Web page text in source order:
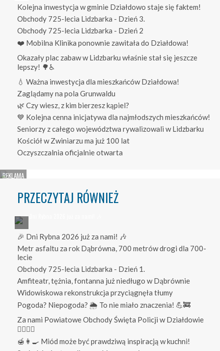
Kolejna inwestycja w gminie Działdowo staje się faktem!
Obchody 725-lecia Lidzbarka - Dzień 3.
Obchody 725-lecia Lidzbarka - Dzień 2
❤️ Mobilna Klinika ponownie zawitała do Działdowa!
Okazały plac zabaw w Lidzbarku właśnie stał się jeszcze
lepszy! 🌳♿
💧 Ważna inwestycja dla mieszkańców Działdowa!
Zaglądamy na pola Grunwaldu
🌿 Czy wiesz, z kim bierzesz kąpiel?
💙 Kolejna cenna inicjatywa dla najmłodszych mieszkańców!
Seniorzy z całego województwa rywalizowali w Lidzbarku
Kościół w Zwiniarzu ma już 100 lat
Oczyszczalnia oficjalnie otwarta
PRZECZYTAJ RÓWNIEŻ
🎉 Dni Rybna 2026 już za nami! 🎶
Metr asfaltu za rok Dąbrówna, 700 metrów drogi dla 700-
lecie
Obchody 725-lecia Lidzbarka - Dzień 1.
Amfiteatr, tężnia, fontanna już niedługo w Dąbrównie
Widowiskowa rekonstrukcja przyciągnęła tłumy
Pogoda? Niepogoda? 🌦️ To nie miało znaczenia! 💪🚒
Za nami Powiatowe Obchody Święta Policji w Działdowie
👮‍♀️👮‍♂️
🍯👩‍🍳 Miód może być prawdziwą inspiracją w kuchni!